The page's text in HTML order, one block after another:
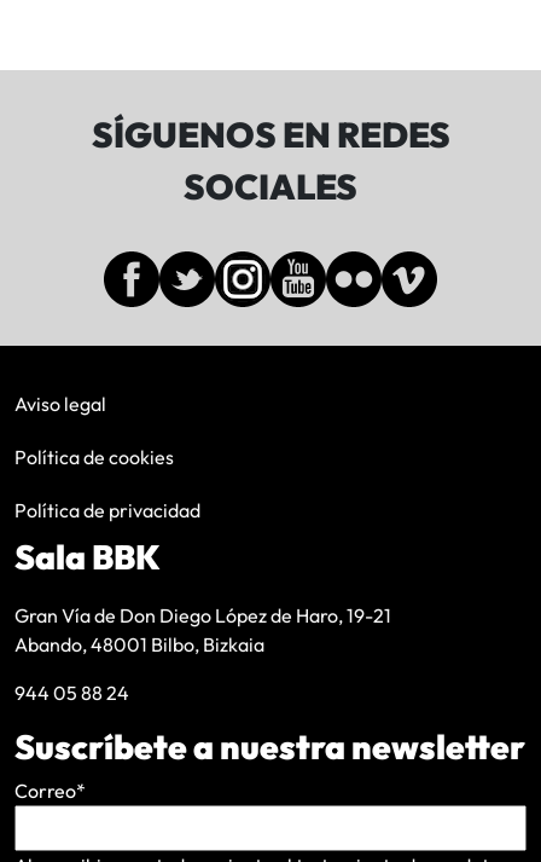
SÍGUENOS EN REDES
SOCIALES
Aviso legal
Política de cookies
Política de privacidad
Sala BBK
Gran Vía de Don Diego López de Haro, 19-21
Abando, 48001 Bilbo, Bizkaia
944 05 88 24
Suscríbete a nuestra newsletter
Correo*